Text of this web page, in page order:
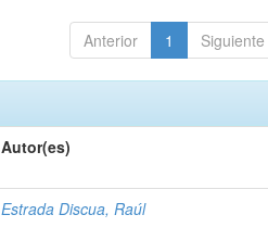
Anterior 1 Siguiente
Autor(es)
Estrada Discua, Raúl